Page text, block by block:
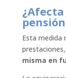
Esta medida
prestaciones,
misma en